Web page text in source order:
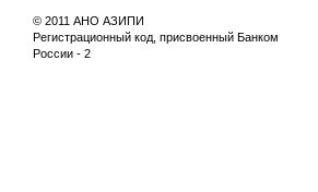
© 2011 АНО АЗИПИ
Регистрационный код, присвоенный Банком
России - 2